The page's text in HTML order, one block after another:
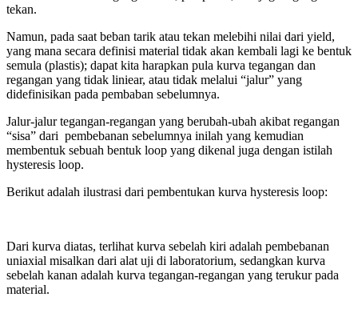
tekan.
Namun, pada saat beban tarik atau tekan melebihi nilai dari yield,
yang mana secara definisi material tidak akan kembali lagi ke bentuk
semula (plastis); dapat kita harapkan pula kurva tegangan dan
regangan yang tidak liniear, atau tidak melalui “jalur” yang
didefinisikan pada pembaban sebelumnya.
Jalur-jalur tegangan-regangan yang berubah-ubah akibat regangan
“sisa” dari pembebanan sebelumnya inilah yang kemudian
membentuk sebuah bentuk loop yang dikenal juga dengan istilah
hysteresis loop.
Berikut adalah ilustrasi dari pembentukan kurva hysteresis loop:
Dari kurva diatas, terlihat kurva sebelah kiri adalah pembebanan
uniaxial misalkan dari alat uji di laboratorium, sedangkan kurva
sebelah kanan adalah kurva tegangan-regangan yang terukur pada
material.